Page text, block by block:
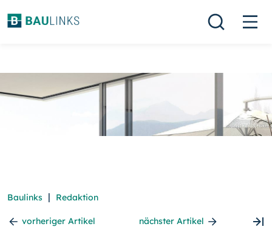
Baulinks | Redaktion
vorheriger Artikel nächster Artikel